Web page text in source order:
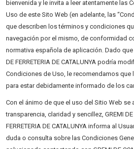
bienvenida y le invita a leer atentamente las
Uso de este Sito Web (en adelante, las
que describen los términos y condiciones
navegación por el mismo, de conformidad
normativa española de aplicación. Dado que
DE FERRETERIA DE CATALUNYA podría
Condiciones de Uso, le recomendamos que
para estar debidamente informado de los
Con el ánimo de que el uso del Sitio Web se
transparencia, claridad y sencillez, GREMI DE
FERRETERIA DE CATALUNYA informa al
duda o consulta sobre las Condiciones